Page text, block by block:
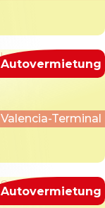
Valencia-Terminal
Autovermietung
Autovermietung